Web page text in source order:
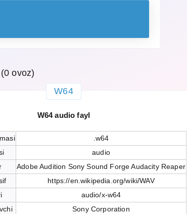
ovoz)
W64
W64 audio fayl
.w64
audio
Adobe Audition Sony Sound Forge Audacity Reaper
https://en.wikipedia.org/wiki/WAV
audio/x-w64
Sony Corporation